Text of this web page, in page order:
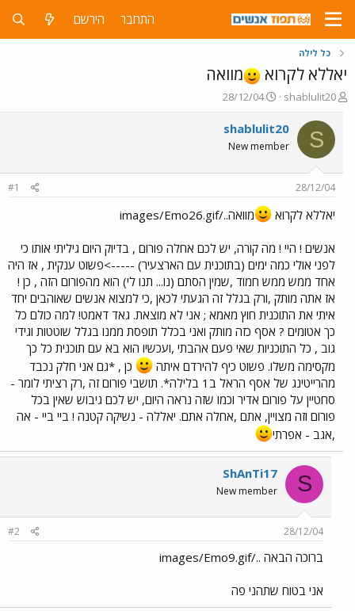
התחבר הירשם
כל לילה
יאללא לקרוא מוואה
פ
ו
ת
ח
ה
ש
א
shablulit20
פ
ו
ר
ם
ר
י
28/12/04
S
shablulit20
New member
28/12/04
#1
יאללא לקרוא מוואה../images/Emo26.gif
אנשים ! היי ! מה קורה, יש לכם אחלה פורום , בדיוק היום גיליתי אותו כי
לפני אולי כמה ימים (בתוכנית עם הארצעיר) ----->פשוט ענקית , אז היה
אחד ממש ממש חמוד ,שמין הסתם (נו... תנו לי) הוא מהפורום הזה , כן !
אז אתה מותק ,ורק בגלל זה הגעתי לכאן ,כי למצוא אנשים שאוהבים יחד
איתי את התוכנית חוץ מאמא ; אני לא מוצאת. גאד דאמט! למה כולם כל
כך אטומים ? אסף כזה מותק ואני בכלל תופסת ממנו בגלל שוטטות וגידי
גוב , כל התוכניות שאי פעם אהבתי ,ועכשיו הוא בא עם תוכנית כל כך
מקסימה משלו. פשוט כיף להירדם איתה
כן , *גם אני חלק נכבד
מהרייטינג של אסף הראל ב1 בלילה*. תושבי פורום זה ,רק רציתי לומר -
סחטיין על פורום אדיר וכמו שזה נראה היום, יש לכם גיבוש שאין בכל
פורום וזה מצויין, אתם ,אחלה אתם. יאללה - נשיקה קטנה ! ביי ביי - אה
,אגב - אפרתי
S
ShAnTi17
New member
28/12/04
#2
ברוכה הבאה ../images/Emo9.gif
אני בטוח שתהני פה